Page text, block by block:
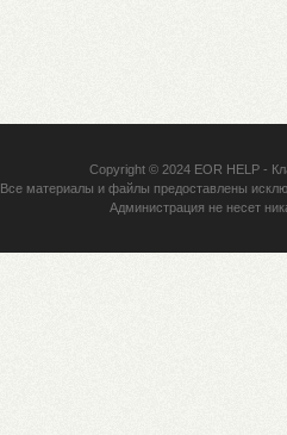
Copyright © 2024 EOR HELP-
Все материалы и файлы предоставлены
Администрация не несет